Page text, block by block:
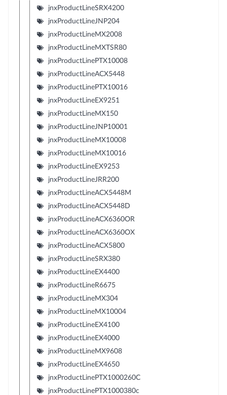
jnxProductLineSRX4200
jnxProductLineJNP204
jnxProductLineMX2008
jnxProductLineMXTSR80
jnxProductLinePTX10008
jnxProductLineACX5448
jnxProductLinePTX10016
jnxProductLineEX9251
jnxProductLineMX150
jnxProductLineJNP10001
jnxProductLineMX10008
jnxProductLineMX10016
jnxProductLineEX9253
jnxProductLineJRR200
jnxProductLineACX5448M
jnxProductLineACX5448D
jnxProductLineACX6360OR
jnxProductLineACX6360OX
jnxProductLineACX5800
jnxProductLineSRX380
jnxProductLineEX4400
jnxProductLineR6675
jnxProductLineMX304
jnxProductLineMX10004
jnxProductLineEX4100
jnxProductLineEX4000
jnxProductLineMX9608
jnxProductLineEX4650
jnxProductLinePTX1000260C
jnxProductLinePTX1000380c